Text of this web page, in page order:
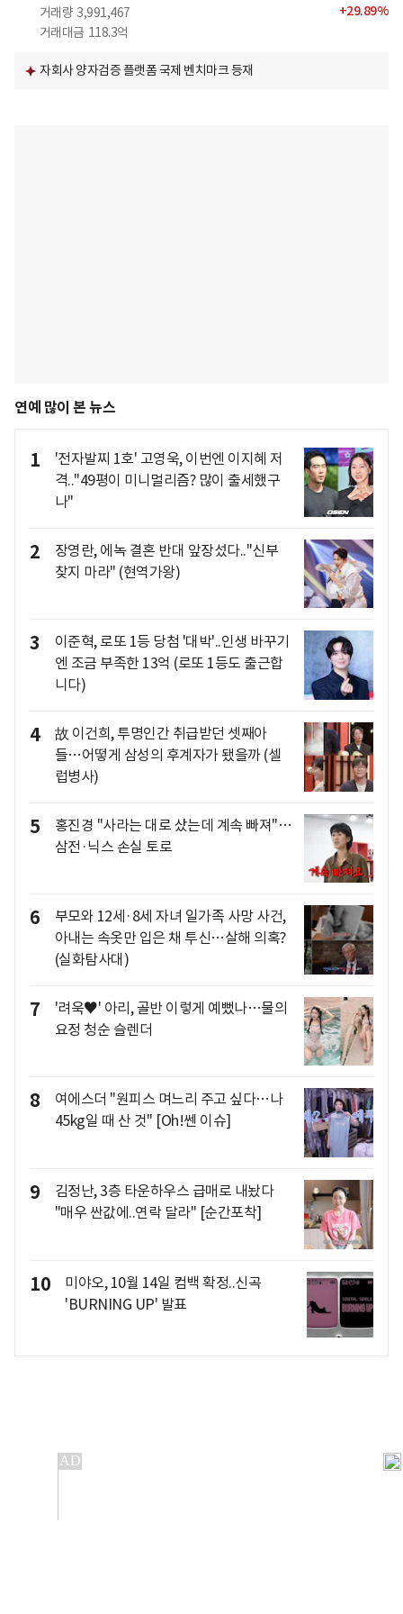
거래량 3,991,467
거래대금 118.3억
+29.89%
자회사 양자검증 플랫폼 국제 벤치마크 등재
연예 많이 본 뉴스
1
'전자발찌 1호' 고영욱, 이번엔 이지혜 저
격.."49평이 미니멀리즘? 많이 출세했구
나"
2
장영란, 에녹 결혼 반대 앞장섰다.."신부
찾지 마라" (현역가왕)
3
이준혁, 로또 1등 당첨 '대박'..인생 바꾸기
엔 조금 부족한 13억 (로또 1등도 출근합
니다)
4
故 이건희, 투명인간 취급받던 셋째아
들…어떻게 삼성의 후계자가 됐을까 (셀
럽병사)
5
홍진경 "사라는 대로 샀는데 계속 빠져"…
삼전·닉스 손실 토로
6
부모와 12세·8세 자녀 일가족 사망 사건,
아내는 속옷만 입은 채 투신…살해 의혹?
(실화탐사대)
7
'려욱♥' 아리, 골반 이렇게 예뻤나…물의
요정 청순 슬렌더
8
여에스더 "원피스 며느리 주고 싶다…나
45kg일 때 산 것" [Oh!쎈 이슈]
9
김정난, 3층 타운하우스 급매로 내놨다
"매우 싼값에..연락 달라" [순간포착]
10
미야오, 10월 14일 컴백 확정..신곡
'BURNING UP' 발표